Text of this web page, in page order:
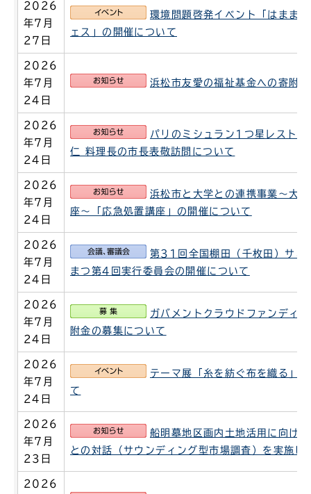
2026
年7月
27日
イベント
環境問題啓発イベント「はまま
ェス」の開催について
2026
年7月
24日
お知らせ 浜松市友愛の福祉基金への寄附
2026
年7月
24日
お知らせ
パリのミシュラン1つ星レスト
仁 料理長の市長表敬訪問について
2026
年7月
24日
お知らせ
浜松市と大学との連携事業～大
座～「応急処置講座」の開催について
2026
年7月
24日
会議、審議会
第31回全国棚田（千枚田）サミ
まつ第4回実行委員会の開催について
2026
年7月
24日
ガバメントクラウドファンディ
附金の募集について
2026
年7月
24日
イベント
テーマ展「糸を紡ぐ布を織る」
て
2026
年7月
23日
お知らせ
船明墓地区画内土地活用に向け
との対話（サウンディング型市場調査）を実施し
2026